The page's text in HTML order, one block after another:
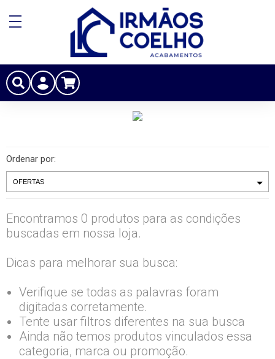
Ordenar por:
Encontramos 0 produtos para as condições
buscadas em nossa loja.
Dicas para melhorar sua busca:
Verifique se todas as palavras foram
digitadas corretamente.
Tente usar filtros diferentes na sua busca
Ainda não temos produtos vinculados essa
categoria, marca ou promoção.